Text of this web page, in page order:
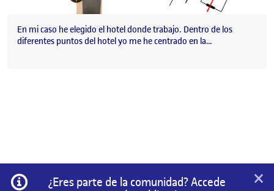
En mi caso he elegido el hotel donde trabajo. Dentro de los
diferentes puntos del hotel yo me he centrado en la…
Información
¿Eres parte de la comunidad? Accede
×